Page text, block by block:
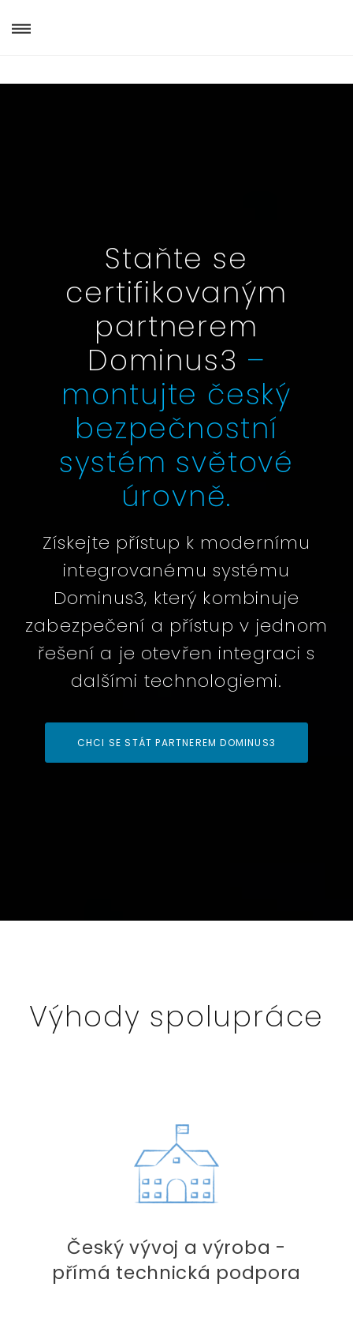
Staňte se
certifikovaným
partnerem
Dominus3 –
montujte český
bezpečnostní
systém světové
úrovně.
Získejte přístup k modernímu
integrovanému systému
Dominus3, který kombinuje
zabezpečení a přístup v jednom
řešení a je otevřen integraci s
dalšími technologiemi.
CHCI SE STÁT PARTNEREM DOMINUS3
Výhody spolupráce
Český vývoj a výroba -
přímá technická podpora